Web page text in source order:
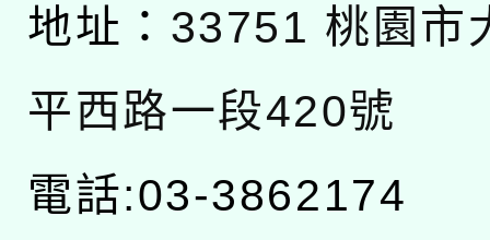
地址： 33751 桃園市
平西路一段420號
電話:03-3862174